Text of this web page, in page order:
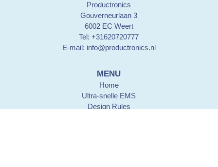
Productronics
Gouverneurlaan 3
6002 EC Weert
Tel: +31620720777
E-mail: info@productronics.nl
MENU
Home
Ultra-snelle EMS
Design Rules